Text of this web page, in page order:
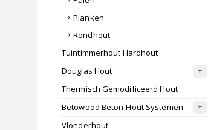
Planken
Rondhout
Tuintimmerhout Hardhout
Douglas Hout
Thermisch Gemodificeerd Hout
Betowood Beton-Hout Systemen
Vlonderhout